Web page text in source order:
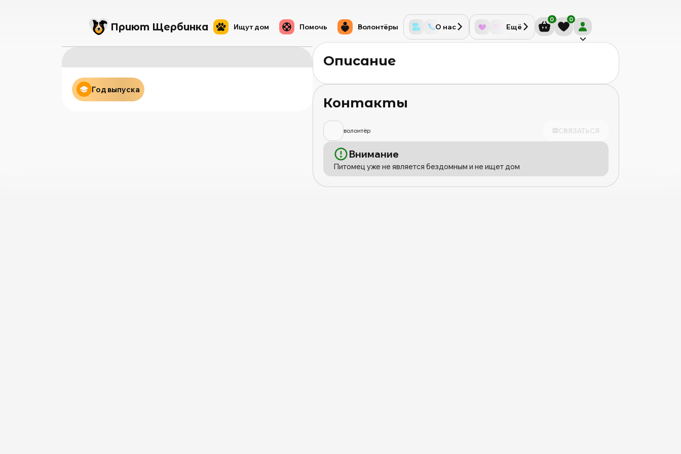
Приют Щербинка
0 0
Ищут дом Помочь Волонтёры О нас Ещё
Описание
Контакты
волонтёр СВЯЗАТЬСЯ
Внимание
Питомец уже не является бездомным и не ищет дом
Год выпуска